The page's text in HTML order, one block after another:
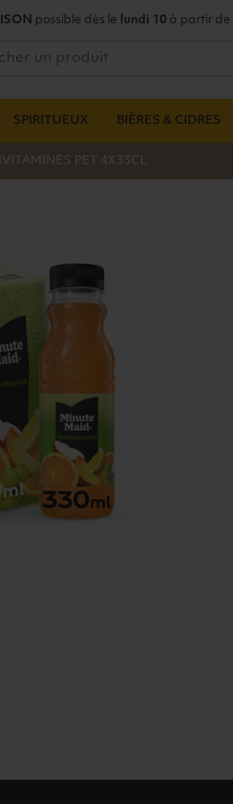
possible dès le lundi 10 à partir de
SPIRITUEUX BIÈRES & CIDRES
PET 4X33CL